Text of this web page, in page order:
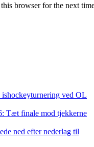
browser for the next
ved OL
Tæt finale mod tjekkerne
ned efter nederlag til